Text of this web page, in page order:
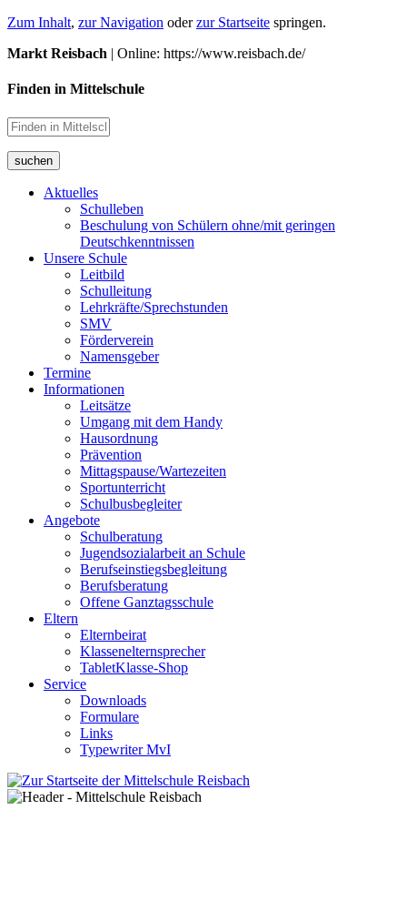
Zum Inhalt, zur Navigation oderzur Startseite springen.
Markt Reisbach | Online: https://www.reisbach.de/
Finden in Mittelschule
suchen
Aktuelles
Schulleben
Beschulung von Schülern ohne/mit geringen
Deutschkenntnissen
Unsere Schule
Leitbild
Schulleitung
Lehrkräfte/Sprechstunden
SMV
Förderverein
Namensgeber
Termine
Informationen
Leitsätze
Umgang mit dem Handy
Hausordnung
Prävention
Mittagspause/Wartezeiten
Sportunterricht
Schulbusbegleiter
Angebote
Schulberatung
Jugendsozialarbeit an Schule
Berufseinstiegsbegleitung
Berufsberatung
Offene Ganztagsschule
Eltern
Elternbeirat
Klassenelternsprecher
TabletKlasse-Shop
Service
Downloads
Formulare
Links
Typewriter MvI